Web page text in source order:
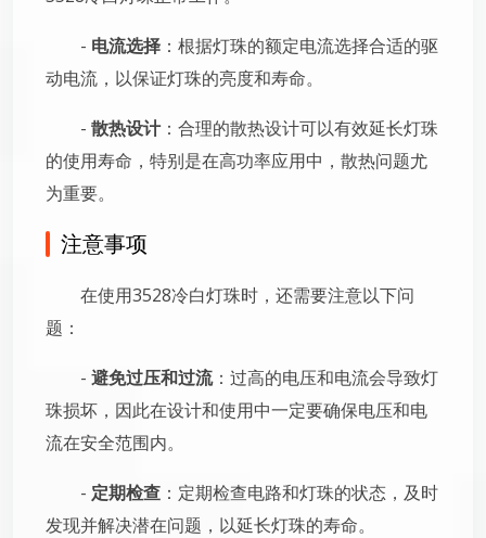
- 电流选择 ：根据灯珠的额定电流选择合适的驱
动电流，以保证灯珠的亮度和寿命。
- 散热设计：合理的散热设计可以有效延长灯珠
的使用寿命，特别是在高功率应用中，散热问题尤
为重要。
注意事项
在使用3528冷白灯珠时，还需要注意以下问
题：
- 避免过压和过流：过高的电压和电流会导致灯
珠损坏，因此在设计和使用中一定要确保电压和电
流在安全范围内。
- 定期检查 ：定期检查电路和灯珠的状态，及时
发现并解决潜在问题，以延长灯珠的寿命。